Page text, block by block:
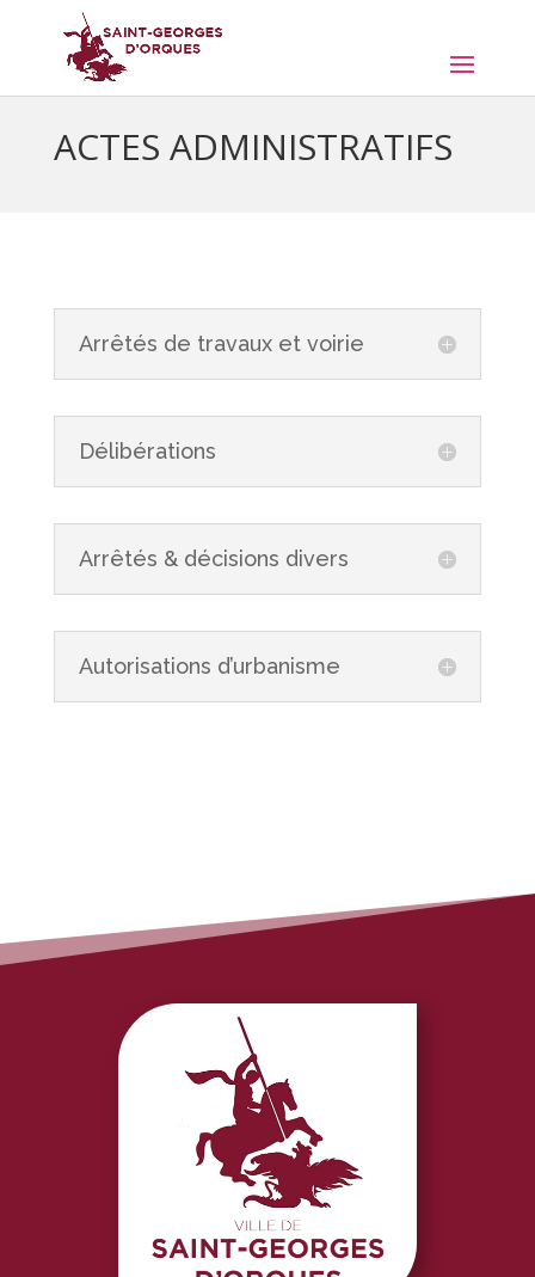
ACTES ADMINISTRATIFS
Arrêtés de travaux et voirie
Délibérations
Arrêtés & décisions divers
Autorisations d’urbanisme